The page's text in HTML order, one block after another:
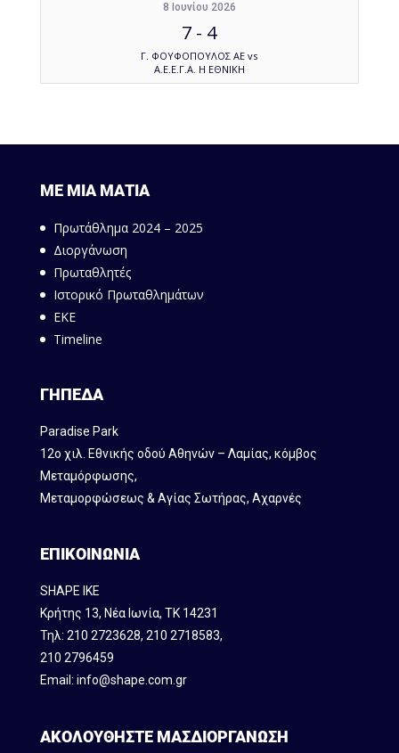
8 Ιουνίου 2026
7 - 4
Γ. ΦΟΥΦΟΠΟΥΛΟΣ ΑΕ vs
Α.Ε.Ε.Γ.Α. Η ΕΘΝΙΚΗ
ΜΕ ΜΙΑ ΜΑΤΙΑ
Πρωτάθλημα 2024 – 2025
Διοργάνωση
Πρωταθλητές
Ιστορικό Πρωταθλημάτων
ΕΚΕ
Timeline
ΓΗΠΕΔΑ
Paradise Park
12ο χιλ. Εθνικής οδού Αθηνών – Λαμίας, κόμβος
Mεταμόρφωσης,
Μεταμορφώσεως & Αγίας Σωτήρας, Αχαρνές
ΕΠΙΚΟΙΝΩΝΙΑ
SHAPE IKE
Κρήτης 13, Νέα Ιωνία, ΤΚ 14231
Τηλ: 210 2723628, 210 2718583,
210 2796459
Email: info@shape.com.gr
ΑΚΟΛΟΥΘΗΣΤΕ ΜΑΣΔΙΟΡΓΑΝΩΣΗ